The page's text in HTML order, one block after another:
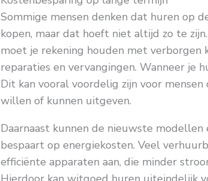
Sommige mensen denken dat huren op
kopen, maar dat hoeft niet altijd zo te
moet je rekening houden met verborgen
reparaties en vervangingen. Wanneer je
Dit kan vooral voordelig zijn voor
willen of kunnen uitgeven.
Daarnaast kunnen de nieuwste
bespaart op energiekosten. Veel
efficiënte apparaten aan, die minder